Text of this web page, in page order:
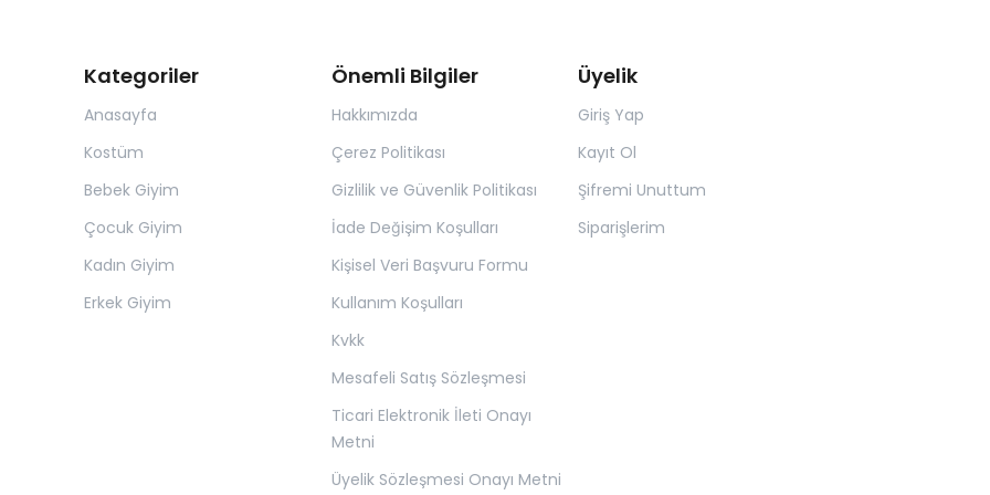
Kategoriler
Anasayfa
Kostüm
Bebek Giyim
Çocuk Giyim
Kadın Giyim
Erkek Giyim
Önemli Bilgiler
Hakkımızda
Çerez Politikası
Gizlilik ve Güvenlik Politikası
İade Değişim Koşulları
Kişisel Veri Başvuru Formu
Kullanım Koşulları
Kvkk
Mesafeli Satış Sözleşmesi
Ticari Elektronik İleti Onayı
Metni
Üyelik Sözleşmesi Onayı Metni
Üyelik
Giriş Yap
Kayıt Ol
Şifremi Unuttum
Siparişlerim